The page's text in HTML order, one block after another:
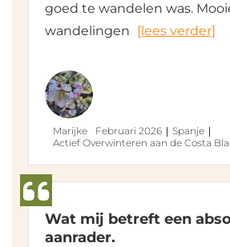
goed te wandelen was.
wandelingen [lees verder]
Marijke Februari 2026
Spanje
Actief Overwinteren aan de Costa
Wat mij betreft een
aanrader.